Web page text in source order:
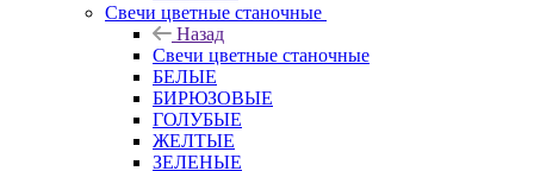
Свечи цветные станочные
Назад
Свечи цветные станочные
БЕЛЫЕ
БИРЮЗОВЫЕ
ГОЛУБЫЕ
ЖЕЛТЫЕ
ЗЕЛЕНЫЕ